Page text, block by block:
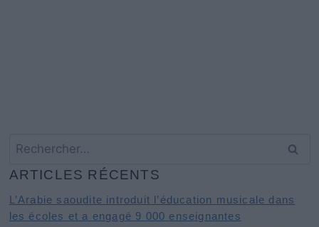
ARTICLES RÉCENTS
L’Arabie saoudite introduit l’éducation musicale dans
les écoles et a engagé 9 000 enseignantes